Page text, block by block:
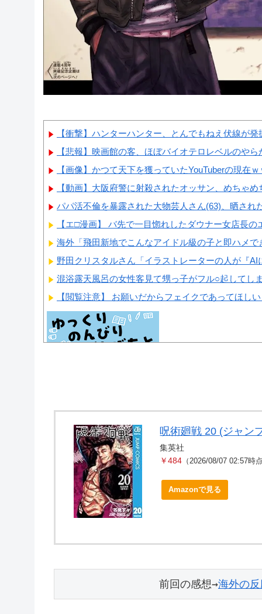
【衝撃】ハンターハンター、とんでもねえ伏線が
【悲報】映画館の客、ほぼバイオテロレベルのや
【画像】かつて天下を獲っていたYouTuberの現在
【動画】大阪府警に射殺されたオッサン、めちゃ
パパ活不倫を暴露された大物芸人さん(63)、晒され
【エ□漫画】 バ先で一目惚れしたダウナー女店長
海外「飛田新地でこんなアイドル級の子と即ハメ
野田クリスタルさん「イラストレーターの人が『
混浴露天風呂の女性客見て甥っ子がフル○起してし
【閲覧注意】 お願いだからフェイクであってほし
呪術廻戦 20 (ジャン
集英社
￥484 （2026/08/07 02:57時
Amazonで見る
前回の感想→海外の